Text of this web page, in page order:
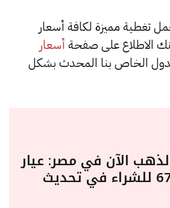
في مصر 365 بعمل تغطية مميزة لكافة أسعار
الاطلاع على صفحة أسعار
الخاص بنا المحدث بشكل
الآن في مصر: عيار
24 يسجل 6730 للشراء في تحديث